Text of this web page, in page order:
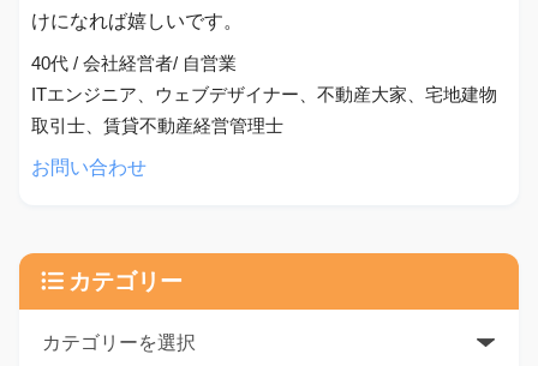
けになれば嬉しいです。
40代 / 会社経営者/ 自営業
ITエンジニア、ウェブデザイナー、不動産大家、宅地建物
取引士、賃貸不動産経営管理士
お問い合わせ
カテゴリー